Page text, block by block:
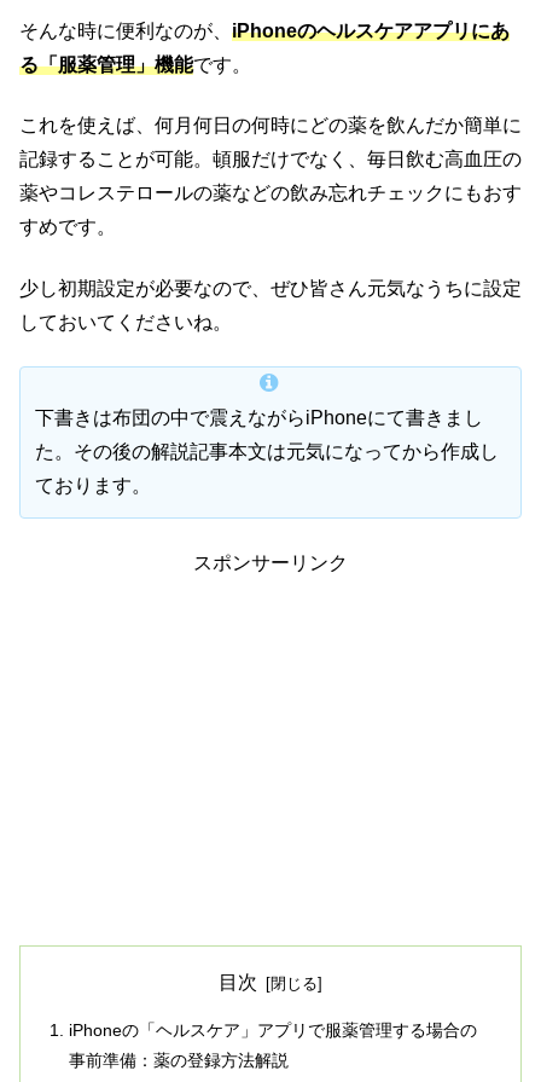
そんな時に便利なのが、 iPhoneのヘルスケアアプリにあ
る「服薬管理」機能です。
これを使えば、何月何日の何時にどの薬を飲んだか簡単に
記録することが可能。頓服だけでなく、毎日飲む高血圧の
薬やコレステロールの薬などの飲み忘れチェックにもおす
すめです。
少し初期設定が必要なので、ぜひ皆さん元気なうちに設定
しておいてくださいね。
下書きは布団の中で震えながらiPhoneにて書きまし
た。その後の解説記事本文は元気になってから作成し
ております。
スポンサーリンク
目次
iPhoneの「ヘルスケア」アプリで服薬管理する場合の
事前準備：薬の登録方法解説